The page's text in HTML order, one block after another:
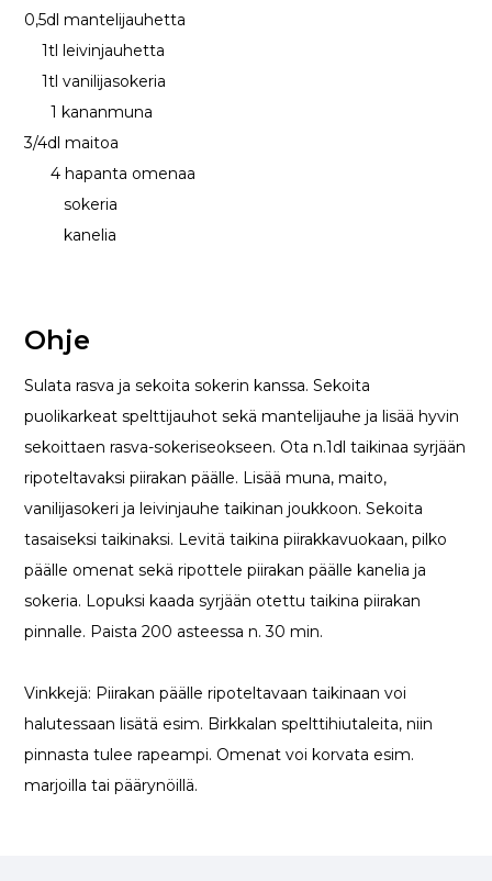
0,5dl mantelijauhetta
1tl leivinjauhetta
1tl vanilijasokeria
1 kananmuna
3/4dl maitoa
4 hapanta omenaa
sokeria
kanelia
Ohje
Sulata rasva ja sekoita sokerin kanssa. Sekoita
puolikarkeat spelttijauhot sekä mantelijauhe ja lisää hyvin
sekoittaen rasva-sokeriseokseen. Ota n.1dl taikinaa syrjään
ripoteltavaksi piirakan päälle. Lisää muna, maito,
vanilijasokeri ja leivinjauhe taikinan joukkoon. Sekoita
tasaiseksi taikinaksi. Levitä taikina piirakkavuokaan, pilko
päälle omenat sekä ripottele piirakan päälle kanelia ja
sokeria. Lopuksi kaada syrjään otettu taikina piirakan
pinnalle. Paista 200 asteessa n. 30 min.
Vinkkejä: Piirakan päälle ripoteltavaan taikinaan voi
halutessaan lisätä esim. Birkkalan spelttihiutaleita, niin
pinnasta tulee rapeampi. Omenat voi korvata esim.
marjoilla tai päärynöillä.